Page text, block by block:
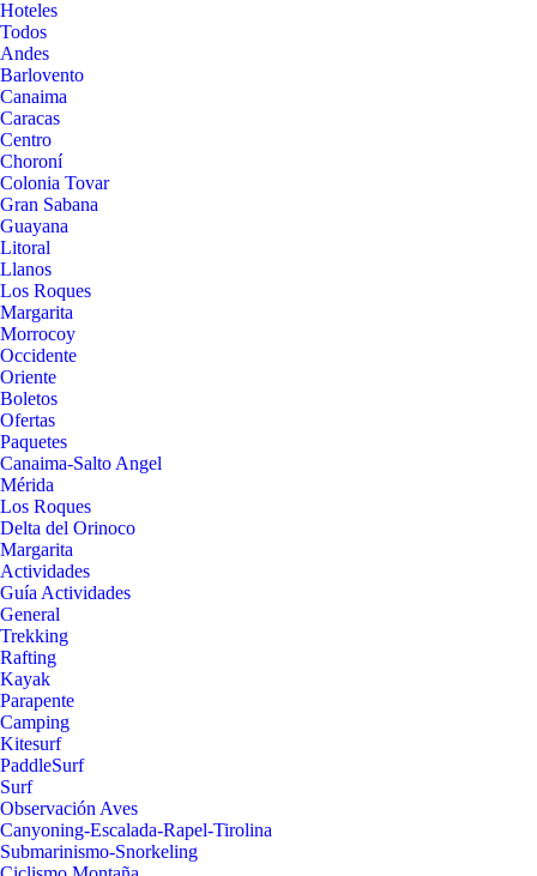
Hoteles
Todos
Andes
Barlovento
Canaima
Caracas
Centro
Choroní
Colonia Tovar
Gran Sabana
Guayana
Litoral
Llanos
Los Roques
Margarita
Morrocoy
Occidente
Oriente
Boletos
Ofertas
Paquetes
Canaima-Salto Angel
Mérida
Los Roques
Delta del Orinoco
Margarita
Actividades
Guía Actividades
General
Trekking
Rafting
Kayak
Parapente
Camping
Kitesurf
PaddleSurf
Surf
Observación Aves
Canyoning-Escalada-Rapel-Tirolina
Submarinismo-Snorkeling